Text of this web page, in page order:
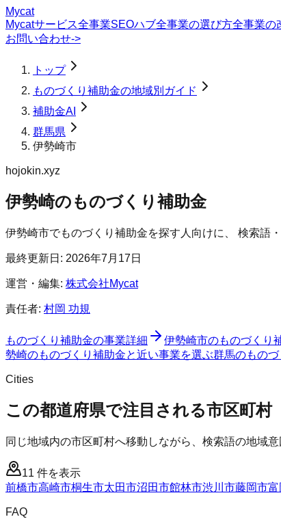
Mycat
Mycatサービス全事業SEOハブ全事業の選び方全事業の
お問い合わせ->
トップ
ものづくり補助金の地域別ガイド
補助金AI
群馬県
伊勢崎市
hojokin.xyz
伊勢崎のものづくり補助金
伊勢崎市でものづくり補助金を探す人向けに、 検索語
最終更新日: 2026年7月17日
運営・編集: 株式会社Mycat
責任者: 村岡 功規
ものづくり補助金の事業詳細 伊勢崎市のものづくり
勢崎のものづくり補助金と近い事業を選ぶ群馬のもの
Cities
この都道府県で注目される市区町村
同じ地域内の市区町村へ移動しながら、検索語の地域意
11 件を表示
前橋市高崎市桐生市太田市沼田市館林市渋川市藤岡市富
FAQ